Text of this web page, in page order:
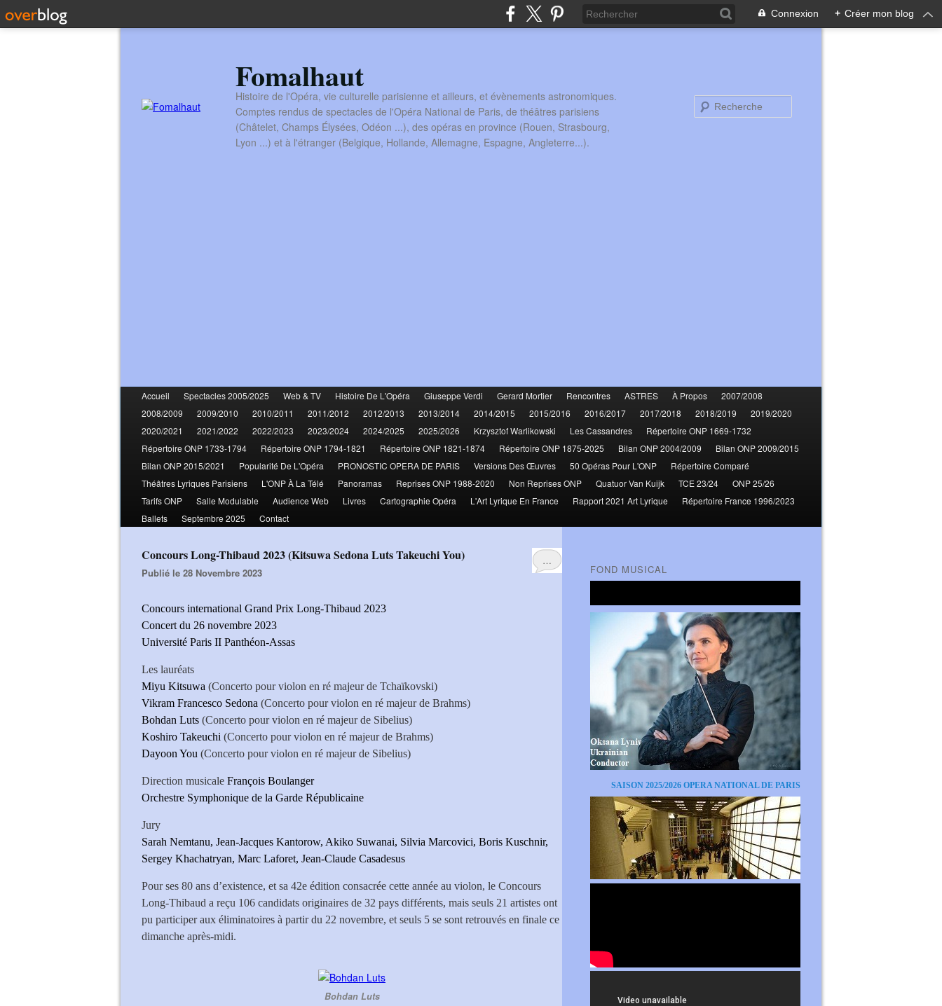
Connexion + Créer mon blog
Fomalhaut
Histoire de l'Opéra, vie culturelle parisienne et ailleurs, et évènements astronomiques.
Comptes rendus de spectacles de l'Opéra National de Paris, de théâtres parisiens
(Châtelet, Champs Élysées, Odéon ...), des opéras en province (Rouen, Strasbourg,
Lyon ...) et à l'étranger (Belgique, Hollande, Allemagne, Espagne, Angleterre...).
Accueil Spectacles 2005/2025 Web & TV Histoire De L'Opéra Giuseppe Verdi Gerard Mortier Rencontres ASTRES À Propos
2007/2008
2008/2009
2009/2010 2010/2011 2011/2012 2012/2013 2013/2014 2014/2015 2015/2016 2016/2017 2017/2018 2018/2019
2019/2020
2020/2021
2021/2022 2022/2023 2023/2024 2024/2025 2025/2026 Krzysztof Warlikowski Les Cassandres
Répertoire ONP 1669-1732
Répertoire ONP 1733-1794
Répertoire ONP 1794-1821 Répertoire ONP 1821-1874 Répertoire ONP 1875-2025 Bilan ONP 2004/2009
Bilan ONP 2009/2015
Bilan ONP 2015/2021
Popularité De L'Opéra PRONOSTIC OPERA DE PARIS Versions Des Œuvres 50 Opéras Pour L'ONP
Répertoire Comparé
Théâtres Lyriques Parisiens
L'ONP À La Télé Panoramas Reprises ONP 1988-2020 Non Reprises ONP Quatuor Van Kuijk TCE 23/24
ONP 25/26
Tarifs ONP
Salle Modulable Audience Web Livres Cartographie Opéra L'Art Lyrique En France Rapport 2021 Art Lyrique
Répertoire France 1996/2023
Ballets
Septembre 2025 Contact
…
Concours Long-Thibaud 2023 (Kitsuwa Sedona Luts Takeuchi You)
Publié le 28 Novembre 2023
Concours international Grand Prix Long-Thibaud 2023
Concert du 26 novembre 2023
Université Paris II Panthéon-Assas
Les lauréats
Miyu Kitsuwa (Concerto pour violon en ré majeur de Tchaïkovski)
Vikram Francesco Sedona (Concerto pour violon en ré majeur de Brahms)
Bohdan Luts (Concerto pour violon en ré majeur de Sibelius)
Koshiro Takeuchi (Concerto pour violon en ré majeur de Brahms)
Dayoon You (Concerto pour violon en ré majeur de Sibelius)
Direction musicale François Boulanger
Orchestre Symphonique de la Garde Républicaine
Jury
Sarah Nemtanu, Jean-Jacques Kantorow, Akiko Suwanai, Silvia Marcovici, Boris Kuschnir,
Sergey Khachatryan, Marc Laforet, Jean-Claude Casadesus
Pour ses 80 ans d’existence, et sa 42e édition consacrée cette année au violon, le Concours
Long-Thibaud a reçu 106 candidats originaires de 32 pays différents, mais seuls 21 artistes ont
pu participer aux éliminatoires à partir du 22 novembre, et seuls 5 se sont retrouvés en finale ce
dimanche après-midi.
Bohdan Luts
FOND MUSICAL
SAISON 2025/2026 OPERA NATIONAL DE PARIS